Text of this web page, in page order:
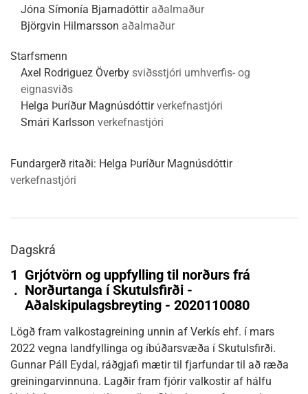
Jóna Símonía Bjarnadóttir aðalmaður
Björgvin Hilmarsson aðalmaður
Starfsmenn
Axel Rodriguez Överby sviðsstjóri umhverfis- og
eignasviðs
Helga Þuríður Magnúsdóttir verkefnastjóri
Smári Karlsson verkefnastjóri
Fundargerð ritaði: Helga Þuríður Magnúsdóttir
verkefnastjóri
Dagskrá
1
.
Grjótvörn og uppfylling til norðurs frá
Norðurtanga í Skutulsfirði -
Aðalskipulagsbreyting - 2020110080
Lögð fram valkostagreining unnin af Verkís ehf. í mars
2022 vegna landfyllinga og íbúðarsvæða í Skutulsfirði.
Gunnar Páll Eydal, ráðgjafi mætir til fjarfundar til að ræða
greiningarvinnuna. Lagðir fram fjórir valkostir af hálfu